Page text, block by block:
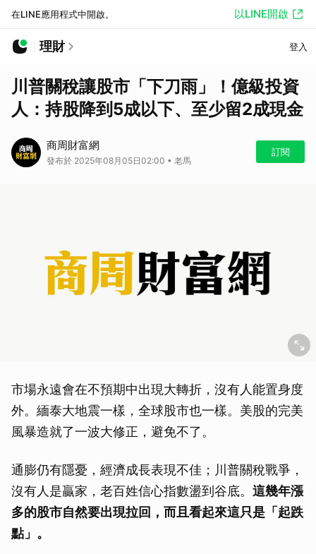
在LINE應用程式中開啟。 以LINE開啟
理財 登入
川普關稅讓股市「下刀雨」！億級投資
人：持股降到5成以下、至少留2成現金
商周財富網
發布於 2025年08月05日02:00 • 老馬
訂閱
市場永遠會在不預期中出現大轉折，沒有人能置身度
外。緬泰大地震一樣，全球股市也一樣。美股的完美
風暴造就了一波大修正，避免不了。
通膨仍有隱憂，經濟成長表現不佳；川普關稅戰爭，
沒有人是贏家，老百姓信心指數盪到谷底。 這幾年漲
多的股市自然要出現拉回，而且看起來這只是「起跌
點」。